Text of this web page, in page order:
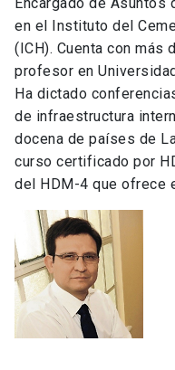
en el Instituto del
(ICH). Cuenta con más
profesor en
Ha dictado
de infraestructura
docena de países de
curso certificado por
del HDM-4 que ofrece